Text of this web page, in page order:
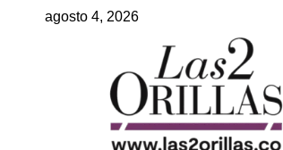
agosto 4, 2026